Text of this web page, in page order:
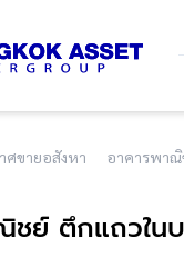
ศขายอสังหา อาคารพา
ชย์ ตึกแถวใน